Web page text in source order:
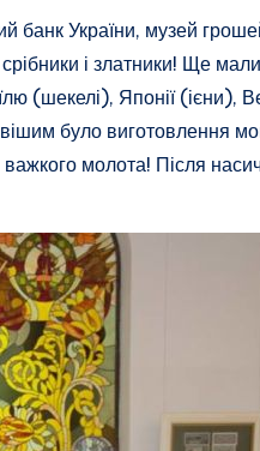
банк України, музей
і златники! Ще
(шекелі), Японії (ієни),
було виготовлення
молота! Після